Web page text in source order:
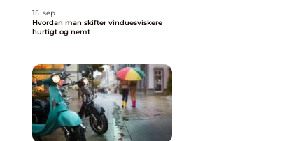
15. sep
Hvordan man skifter vinduesviskere
hurtigt og nemt